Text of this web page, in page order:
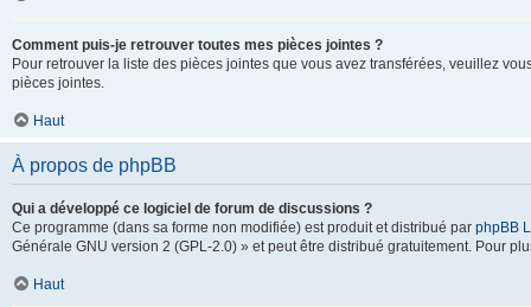
Comment puis-je retrouver toutes mes pièces jointes ?
Pour retrouver la liste des pièces jointes que vous avez transférées, veuillez
pièces jointes.
Haut
À propos de phpBB
Qui a développé ce logiciel de forum de discussions ?
Ce programme (dans sa forme non modifiée) est produit et distribué par phpBB
Générale GNU version 2 (GPL-2.0) » et peut être distribué gratuitement. Pour
Haut